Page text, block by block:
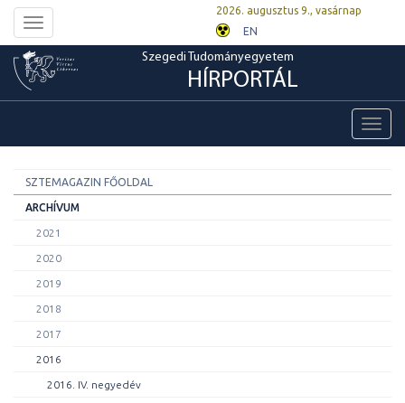
Toggle
navigation
2026. augusztus 9., vasárnap
EN
Szegedi Tudományegyetem
HÍRPORTÁL
SZTEMAGAZIN FŐOLDAL
ARCHÍVUM
2021
2020
2019
2018
2017
2016
2016. IV. negyedév